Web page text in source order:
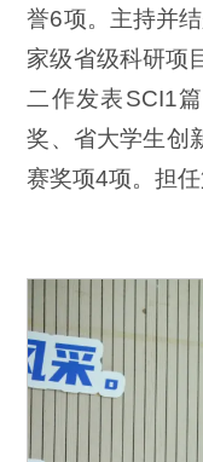
誉6项。主持并
家级省级科研项
二作发表SCI1
奖、省大学生创
赛奖项4项。担